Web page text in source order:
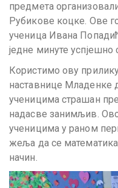
предмета
Рубикове коцке. Ове
ученица Ивана
једне минуте
Користимо ову
наставнице Младенке
ученицима страшан
надасве занимљив.
ученицима у раном
жеља да се математика
начин.